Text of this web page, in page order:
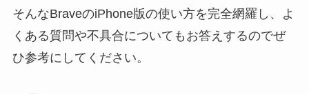
そんなBraveのiPhone版の使い方を完全網羅し、よ
くある質問や不具合についてもお答えするのでぜ
ひ参考にしてください。